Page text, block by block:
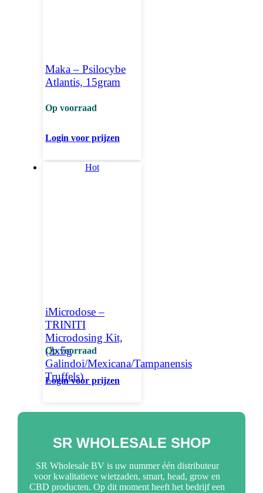
Maka – Psilocybe
Atlantis, 15gram
Op voorraad
Login voor prijzen
Hot
iMicrodose –
TRINITI
Microdosing Kit,
(3x5g
Galindoi/Mexicana/Tampanensis
Truffels)
Op voorraad
Login voor prijzen
SR WHOLESALE SHOP
SR Wholesale BV is uw nummer één distributeur
voor kwalitatieve wietzaden, smart, head, grow en
CBD producten. Op dit moment heeft het bedrijf een